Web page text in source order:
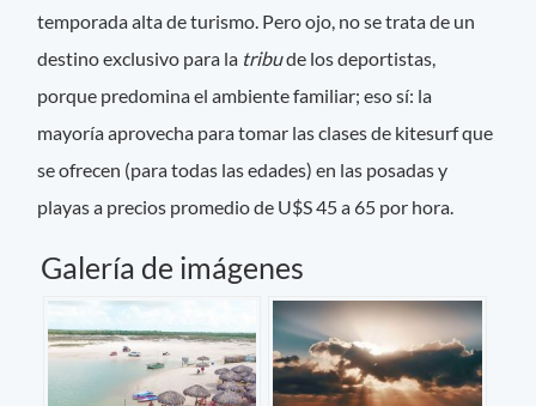
temporada alta de turismo. Pero ojo, no se trata de un
destino exclusivo para la tribude los deportistas,
porque predomina el ambiente familiar; eso sí: la
mayoría aprovecha para tomar las clases de kitesurf que
se ofrecen (para todas las edades) en las posadas y
playas a precios promedio de U$S 45 a 65 por hora.
Galería de imágenes